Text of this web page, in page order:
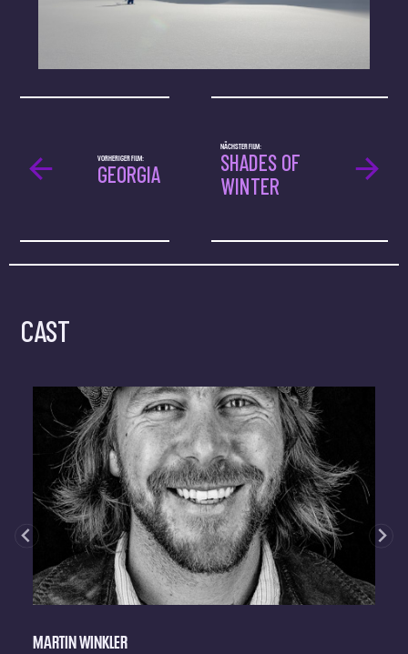
NÄCHSTER FILM:
SHADES OF
WINTER
VORHERIGER FILM:
GEORGIA
CAST
MARTIN WINKLER